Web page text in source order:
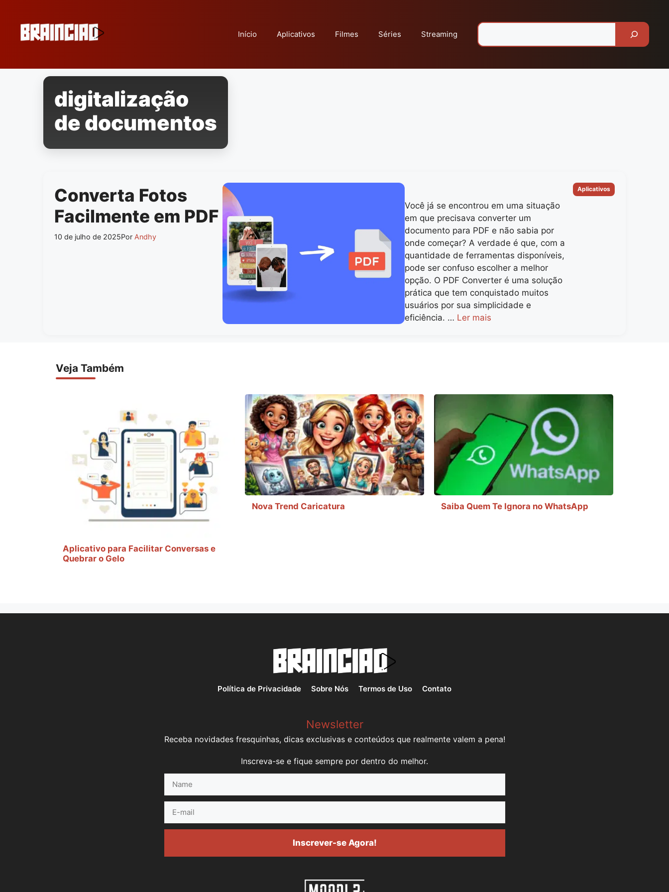
conteúdo
Início Aplicativos Filmes Séries Streaming
digitalização
de documentos
Converta Fotos
Facilmente em PDF
10 de julho de 2025Por Andhy
Você já se encontrou em uma situação
em que precisava converter um
documento para PDF e não sabia por
onde começar? A verdade é que, com a
quantidade de ferramentas disponíveis,
pode ser confuso escolher a melhor
opção. O PDF Converter é uma solução
prática que tem conquistado muitos
usuários por sua simplicidade e
eficiência. … Ler mais
Categorias
Aplicativos
Veja Também
Aplicativo para Facilitar Conversas e
Quebrar o Gelo
Nova Trend Caricatura Saiba Quem Te Ignora no WhatsApp
Política de Privacidade Sobre Nós Termos de Uso Contato
Newsletter
Receba novidades fresquinhas, dicas exclusivas e conteúdos que realmente valem a pena!
Inscreva-se e fique sempre por dentro do melhor.
mail
Inscrever-se Agora!